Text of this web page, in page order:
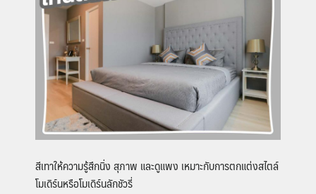
สีเทาให้ความรู้สึกนิ่ง สุภาพ และดูแพง เหมาะกับการตกแต่งสไตล์
โมเดิร์นหรือโมเดิร์นลักชัวรี่